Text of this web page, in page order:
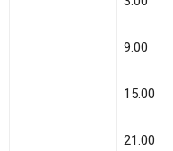
9.00
15.00
21.00